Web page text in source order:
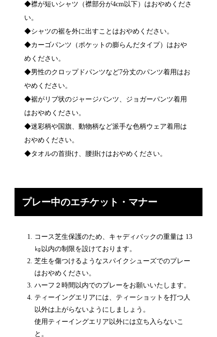
◆襟が短いシャツ（襟部分が4cm以下）はおやめくださ
い。
◆シャツの裾を外に出すことはおやめください。
◆カーゴパンツ（ポケットの膨らんだタイプ）はおや
めください。
◆男性のクロップドパンツなど7分丈のパンツ着用はお
やめください。
◆裾がリブ状のジャージパンツ、ジョガーパンツ着用
はおやめください。
◆迷彩柄や国旗、動物柄など派手な色柄ウェア着用は
おやめください。
◆タオルの首掛け、腰掛けはおやめください。
プレー中のエチケット・マナー
コース芝生保護のため、キャディバックの重量は 13
㎏以内の制限を設けております。
芝生を傷つけるようなスパイクシューズでのプレー
はおやめください。
ハーフ２時間以内でのプレーをお願いいたします。
ティーイングエリアには、ティーショットを打つ人
以外は上がらないようにしましょう。
使用ティーイングエリア以外には立ち入らないこ
と。